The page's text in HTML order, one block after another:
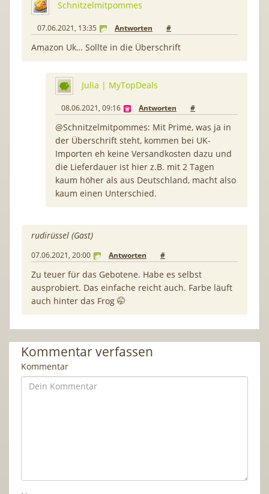
Schnitzelmitpommes
07.06.2021, 13:35 Antworten #
Amazon Uk… Sollte in die Überschrift
Julia | MyTopDeals
08.06.2021, 09:16 Antworten #
@Schnitzelmitpommes: Mit Prime, was ja in
der Überschrift steht, kommen bei UK-
Importen eh keine Versandkosten dazu und
die Lieferdauer ist hier z.B. mit 2 Tagen
kaum höher als aus Deutschland, macht also
kaum einen Unterschied.
rudirüssel (Gast)
07.06.2021, 20:00 Antworten #
Zu teuer für das Gebotene. Habe es selbst
ausprobiert. Das einfache reicht auch. Farbe läuft
auch hinter das Frog 🤭
Kommentar verfassen
Kommentar